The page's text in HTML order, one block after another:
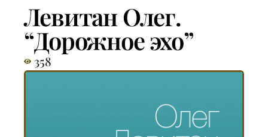
Левитан Олег.
“Дорожное эхо”
358